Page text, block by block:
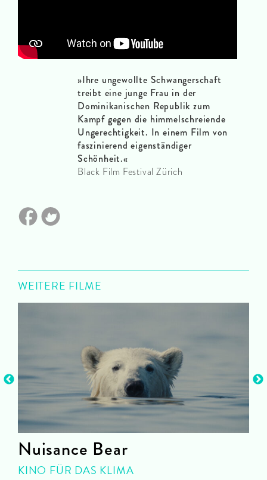
»Ihre ungewollte Schwangerschaft
treibt eine junge Frau in der
Dominikanischen Republik zum
Kampf gegen die himmelschreiende
Ungerechtigkeit. In einem Film von
faszinierend eigenständiger
Schönheit.«
Black Film Festival Zürich
WEITERE FILME
Nuisance Bear
KINO FÜR DAS KLIMA